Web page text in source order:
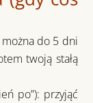
do 5 dni
twoją stałą
po”): przyjąć